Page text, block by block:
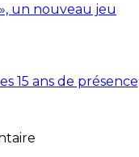
un nouveau jeu
15 ans de présence